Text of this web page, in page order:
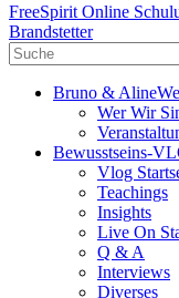
FreeSpirit Online
Brandstetter
Bruno & Aline
Wer Wir
Bewusstseins-
Vlog
Teachings
Insights
Live On
Q & A
Interviews
Diverses